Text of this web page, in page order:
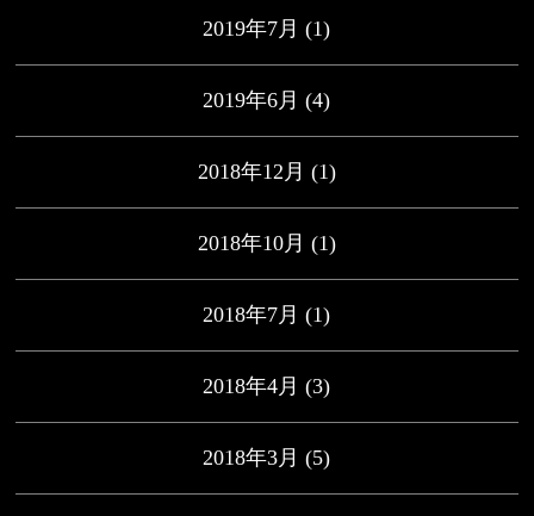
2019年7月 (1)
2019年6月 (4)
2018年12月 (1)
2018年10月 (1)
2018年7月 (1)
2018年4月 (3)
2018年3月 (5)